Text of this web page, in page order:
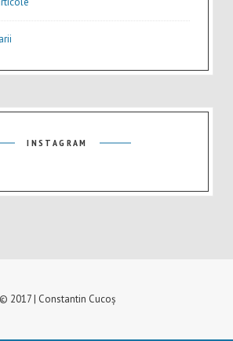
INSTAGRAM
© 2017 | Constantin Cucoș